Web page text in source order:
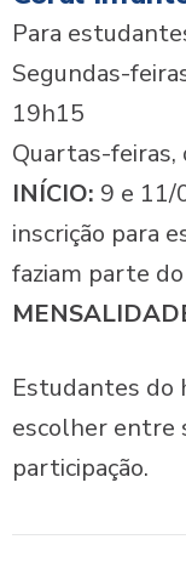
Para
Segundas-
19h15
Quartas-feiras,
INÍCIO: 9 e 11/
inscrição para
faziam parte
Estudantes do
escolher entre
participação.